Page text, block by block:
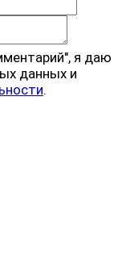
я даю
данных и
.